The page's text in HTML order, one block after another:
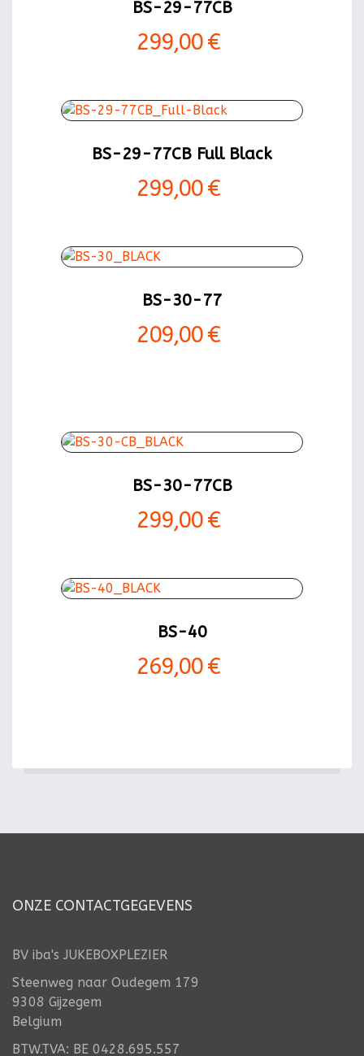
BS-29-77CB
299,00 €
BS-29-77CB Full Black
299,00 €
BS-30-77
209,00 €
BS-30-77CB
299,00 €
BS-40
269,00 €
ONZE CONTACTGEGEVENS
BV iba's JUKEBOXPLEZIER
Steenweg naar Oudegem 179
9308 Gijzegem
Belgium
BTW.TVA: BE 0428.695.557